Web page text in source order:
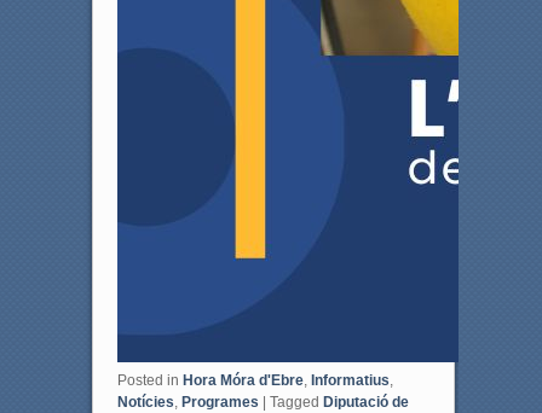
Posted in Hora Móra d'Ebre, Informatius,
Notícies, Programes Tagged Diputació de